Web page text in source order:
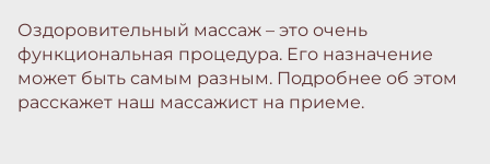
Оздоровительный массаж – это очень
функциональная процедура. Его назначение
может быть самым разным. Подробнее об этом
расскажет наш массажист на приеме.